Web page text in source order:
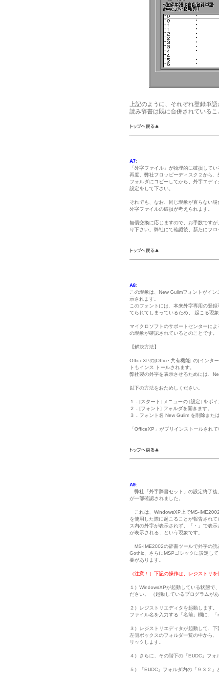
上記のように、それぞれ登録単
読み辞書は既に合併されている
A7:
「外字ファイル」が物理的に破損して
再度、弊社フロッピーディスク２から
フォルダにコピーしてから、外字エデ
設定をして下さい。
それでも、なお、同じ現象が直らない
外字ファイルの破損が考えられます。
無償交換に応じますので、お手数です
り下さい。弊社にて確認後、新たにフ
A8:
この現象は、New Gulimフォントがイ
示されます。
このフォントには、本来外字専用の登
てられてしまっているため、 起こる現
マイクロソフトのサポートセンターに
の現象が確認されているとのことです。
【解決方法】
OfficeXPの[Office 共有機能] の[インタ
トもインス トールされます。
弊社製の外字を表示させるためには、
以下の方法をおためしください。
１．[スタート] メニューの [設定] をポ
２．[フォント] フォルダを開きます。
３．フォント名 New Gulim を削除また
「OfficeXP」がプリインストールされ
A9:
弊社「外字辞書セット」の設定終了後
が一部確認されました。
これは、WindowsXP上でMS-
を使用した際に起こることが報告され
ス内の外字が表示されず、「・」で表
が表示される、という現象です。
MS-IME2002の辞書ツールで外字の読
Gothic、さらにMSPゴシックに設定し
要があります。
（注意！）下記の操作は、レジストリ
１）WindowsXPが起動している状態で
ださい。 （起動しているプログラムが
２）レジストリエディタを起動します。
ファイル名を入力する「名前」欄に、
３）レジストリエディタが起動して、
左側ボックスのフォルダ一覧の中から
リックします。
４）さらに、その階下の「EUDC」フ
５）「EUDC」フォルダ内の「９３２